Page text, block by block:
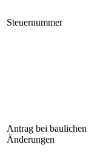
Steuernummer
Antrag bei baulichen
Änderungen